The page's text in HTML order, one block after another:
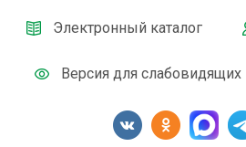
Электронный каталог
Версия для слабовидящих